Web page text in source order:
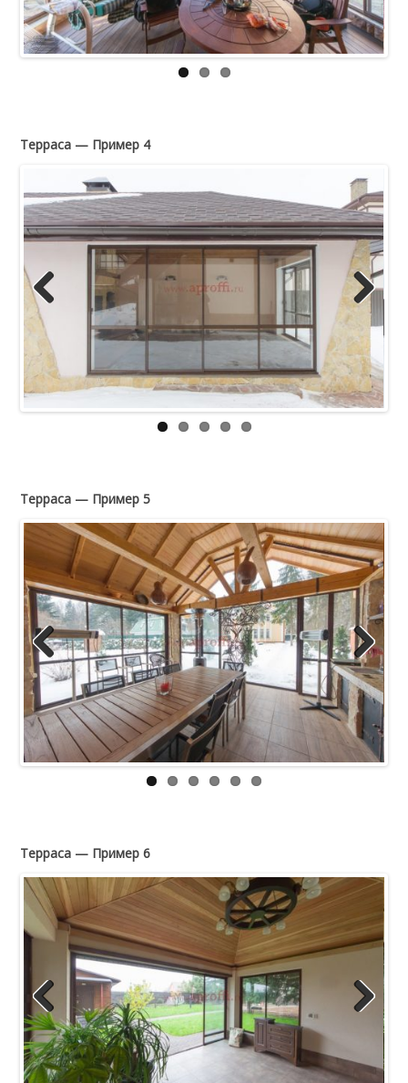
Терраса — Пример 4
Previous Next
Терраса — Пример 5
Previous Next
Терраса — Пример 6
Previous